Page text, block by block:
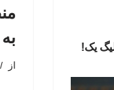
یک!
از